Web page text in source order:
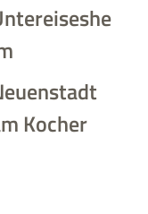
Kocher